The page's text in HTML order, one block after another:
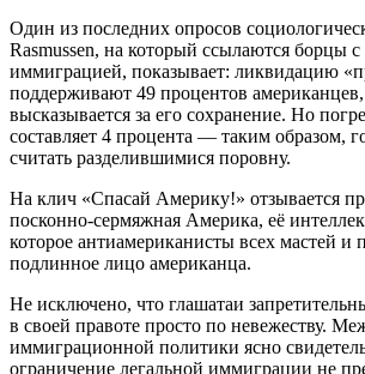
Один из последних опросов
Rasmussen, на который ссылаются борцы с
иммиграцией, показывает: ликвидацию
поддерживают 49 процентов
высказывается за его сохранение. Но
составляет 4 процента — таким образом,
считать разделившимися поровну.
На клич «Спасай Америку!» отзывается
посконно-сермяжная Америка, её
которое антиамериканисты всех мастей и
подлинное лицо американца.
Не исключено, что глашатаи
в своей правоте просто по невежеству.
иммиграционной политики ясно
ограничение легальной иммиграции не